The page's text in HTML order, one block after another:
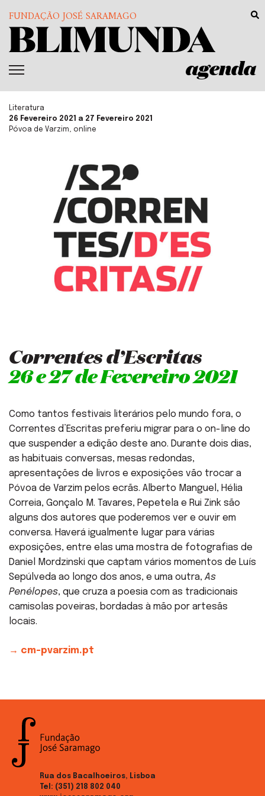
FUNDAÇÃO JOSÉ SARAMAGO
agenda
Literatura
26 Fevereiro 2021 a 27 Fevereiro 2021
Póvoa de Varzim, online
Correntes d’Escritas
26 e 27 de Fevereiro2021
Como tantos festivais literários pelo mundo fora, o
Correntes d’Escritas preferiu migrar para o on-line do
que suspender a edição deste ano. Durante dois dias,
as habituais conversas, mesas redondas,
apresentações de livros e exposições vão trocar a
Póvoa de Varzim pelos ecrãs. Alberto Manguel, Hélia
Correia, Gonçalo M. Tavares, Pepetela e Rui Zink são
alguns dos autores que poderemos ver e ouvir em
conversa. Haverá igualmente lugar para várias
exposições, entre elas uma mostra de fotografias de
Daniel Mordzinski que captam vários momentos de Luís
Sepúlveda ao longo dos anos, e uma outra, As
Penélopes, que cruza a poesia com as tradicionais
camisolas poveiras, bordadas à mão por artesãs
locais.
→ cm-pvarzim.pt
Rua dos Bacalhoeiros, Lisboa
Tel: (351) 218 802 040